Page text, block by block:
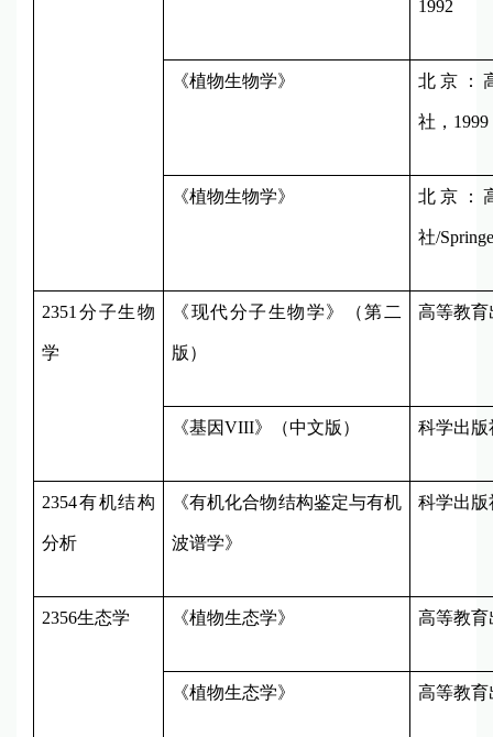
1992
《植物生物学》 北京：
社， 1999
《植物生物学》 北京：
社/
2351 分子生物
学
《现代分子生物学》（第二
版）
高等教育
《基因VIII》（中文版） 科学出版
2354有机结构
分析
《有机化合物结构鉴定与有机
波谱学》
科学出版
2356生态学 《植物生态学》 高等教育
《植物生态学》 高等教育